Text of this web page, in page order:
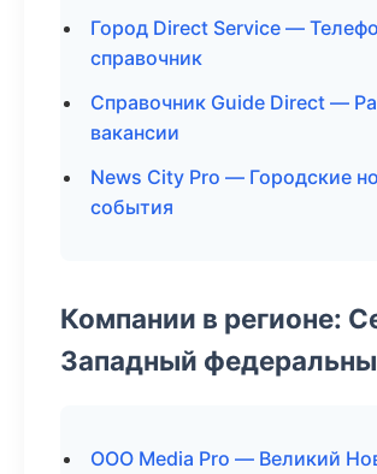
Город Direct Service —
справочник
Справочник Guide Direct —
вакансии
News City Pro — Городские
события
Компании в регионе:
Западный
ООО Media Pro — Великий